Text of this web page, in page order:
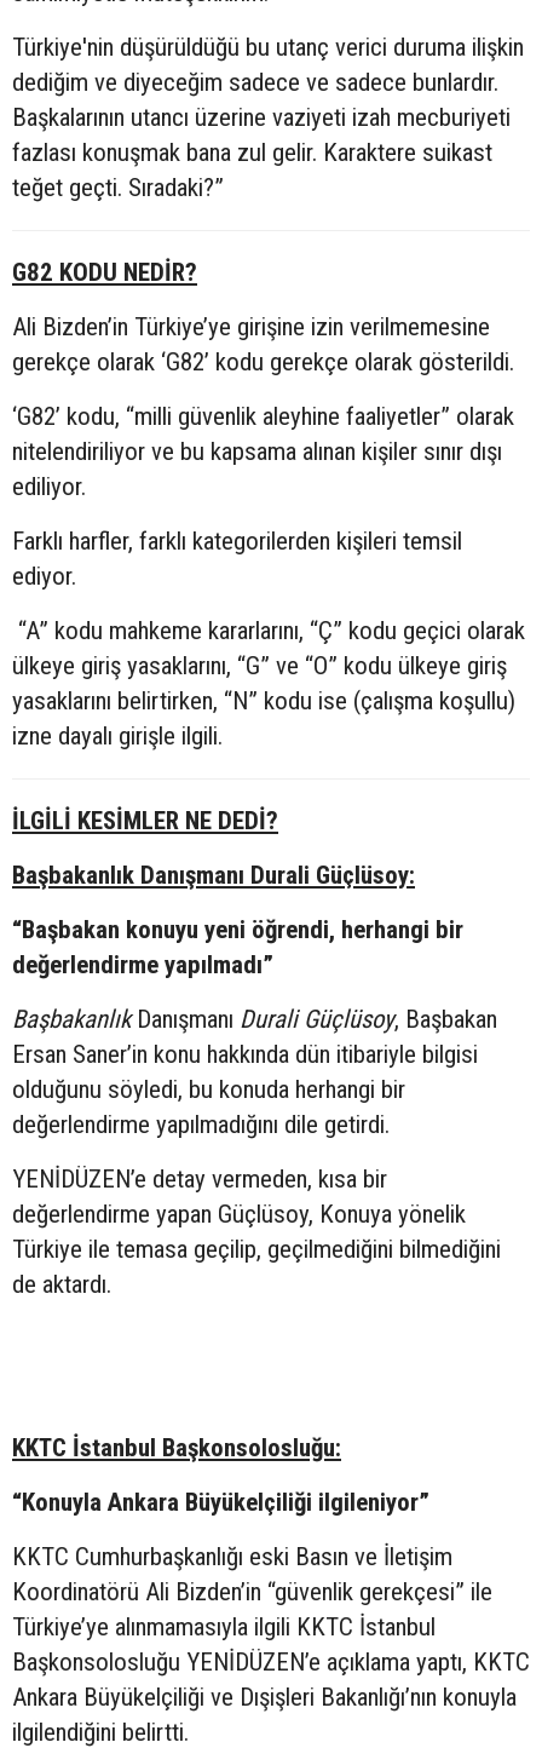
Türkiye'nin düşürüldüğü bu utanç verici duruma ilişkin
dediğim ve diyeceğim sadece ve sadece bunlardır.
Başkalarının utancı üzerine vaziyeti izah mecburiyeti
fazlası konuşmak bana zul gelir. Karaktere suikast
teğet geçti. Sıradaki?”
G82 KODU NEDİR?
Ali Bizden’in Türkiye’ye girişine izin verilmemesine
gerekçe olarak ‘G82’ kodu gerekçe olarak gösterildi.
‘G82’ kodu, “milli güvenlik aleyhine faaliyetler” olarak
nitelendiriliyor ve bu kapsama alınan kişiler sınır dışı
ediliyor.
Farklı harfler, farklı kategorilerden kişileri temsil
ediyor.
“A” kodu mahkeme kararlarını, “Ç” kodu geçici olarak
ülkeye giriş yasaklarını, “G” ve “O” kodu ülkeye giriş
yasaklarını belirtirken, “N” kodu ise (çalışma koşullu)
izne dayalı girişle ilgili.
İLGİLİ KESİMLER NE DEDİ?
Başbakanlık Danışmanı Durali Güçlüsoy:
“Başbakan konuyu yeni öğrendi, herhangi bir
değerlendirme yapılmadı”
BaşbakanlıkDanışmanı Durali Güçlüsoy, Başbakan
Ersan Saner’in konu hakkında dün itibariyle bilgisi
olduğunu söyledi, bu konuda herhangi bir
değerlendirme yapılmadığını dile getirdi.
YENİDÜZEN’e detay vermeden, kısa bir
değerlendirme yapan Güçlüsoy, Konuya yönelik
Türkiye ile temasa geçilip, geçilmediğini bilmediğini
de aktardı.
KKTC İstanbul Başkonsolosluğu:
“Konuyla Ankara Büyükelçiliği ilgileniyor”
KKTC Cumhurbaşkanlığı eski Basın ve İletişim
Koordinatörü Ali Bizden’in “güvenlik gerekçesi” ile
Türkiye’ye alınmamasıyla ilgili KKTC İstanbul
Başkonsolosluğu YENİDÜZEN’e açıklama yaptı, KKTC
Ankara Büyükelçiliği ve Dışişleri Bakanlığı’nın konuyla
ilgilendiğini belirtti.